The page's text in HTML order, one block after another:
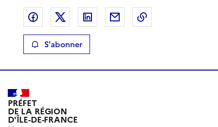
Partager sur Facebook
Partager sur XPartager sur LinkedIn
Partager par email
S'abonner
PRÉFET
DE LA RÉGION
D'ÎLE-DE-FRANCE